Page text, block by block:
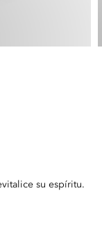
su espíritu.